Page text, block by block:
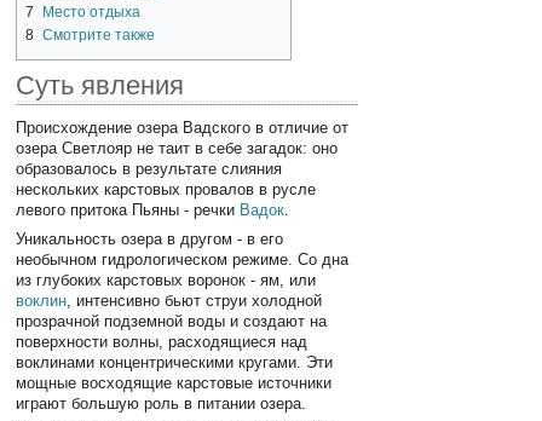
7
Место отдыха
8 Смотрите также
Суть явления
Происхождение озера Вадского в отличие от
озера Светлояр не таит в себе загадок: оно
образовалось в результате слияния
нескольких карстовых провалов в русле
левого притока Пьяны - речки Вадок.
Уникальность озера в другом - в его
необычном гидрологическом режиме. Со дна
из глубоких карстовых воронок - ям, или
воклин , интенсивно бьют струи холодной
прозрачной подземной воды и создают на
поверхности волны, расходящиеся над
воклинами концентрическими кругами. Эти
мощные восходящие карстовые источники
играют большую роль в питании озера.